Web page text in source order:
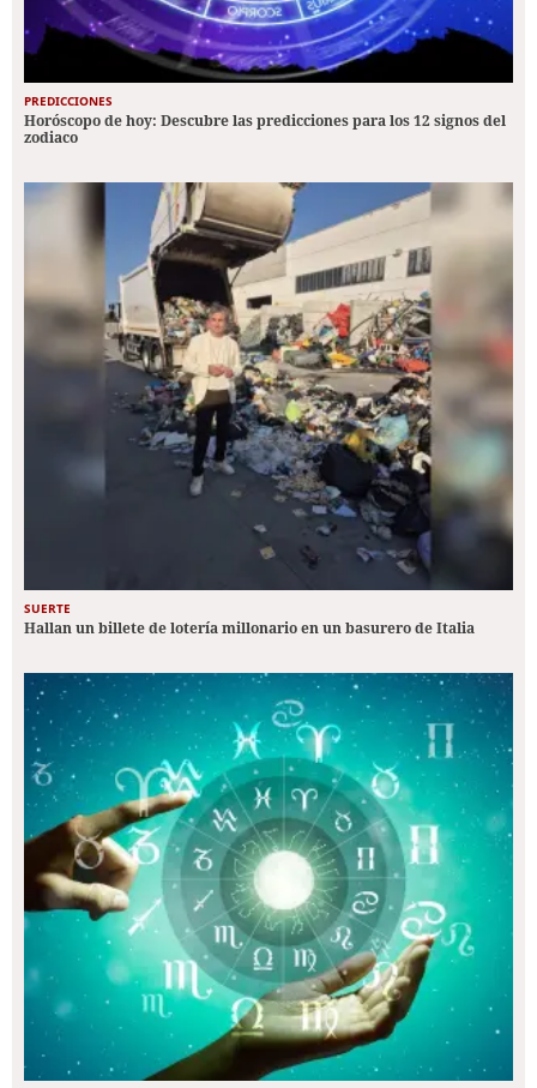
PREDICCIONES
Horóscopo de hoy: Descubre las predicciones para los 12 signos del
zodiaco
SUERTE
Hallan un billete de lotería millonario en un basurero de Italia